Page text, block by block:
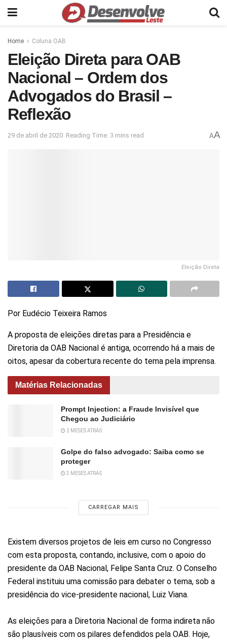
Home Coluna OAB
Eleição Direta para OAB
Nacional – Ordem dos
Advogados do Brasil –
Reflexão
29 de abril de 2020 Reading Time: 3 mins read AA
Eleição Direta
Por Eudécio Teixeira Ramos
A proposta de eleições diretas para a Presidência e
Diretoria da OAB Nacional é antiga, ocorrendo há a mais de
oitos, apesar da cobertura recente do tema pela imprensa.
Matérias Relacionadas
Prompt Injection: a Fraude Invisível que
Chegou ao Judiciário
2 MESES ATRÁS
Golpe do falso advogado: Saiba como se
proteger
3 MESES ATRÁS
CARREGAR MAIS
Existem diversos projetos de leis em curso no Congresso
com esta proposta, contando, inclusive, com o apoio do
presidente da OAB Nacional, Felipe Santa Cruz. O Conselho
Federal instituiu uma comissão para debater o tema, sob a
presidência do vice-presidente nacional, Luiz Viana.
As eleições para a Diretoria Nacional de forma indireta não
são plausíveis com os pilares defendidos pela OAB. Hoje,